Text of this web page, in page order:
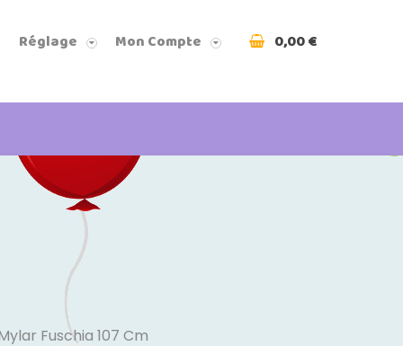
Réglage Mon Compte 0,00 €
Fuschia 107 Cm